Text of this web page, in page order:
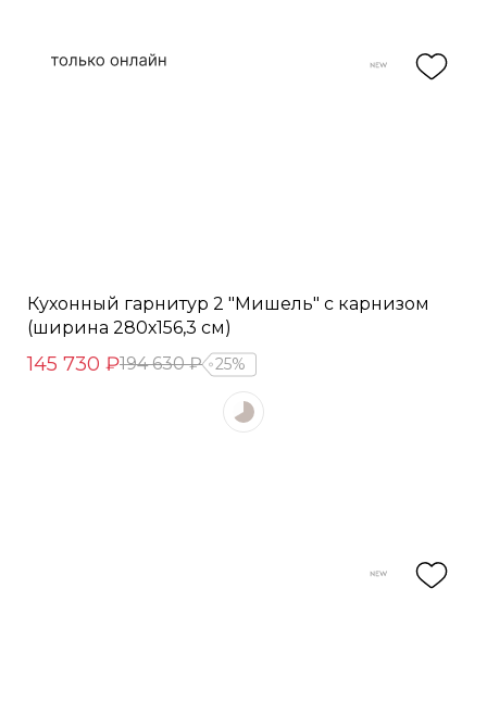
Кухонный гарнитур 2 "Мишель" с карнизом
(ширина 280х156,3 см)
145 730 ₽194 630 ₽ 25%